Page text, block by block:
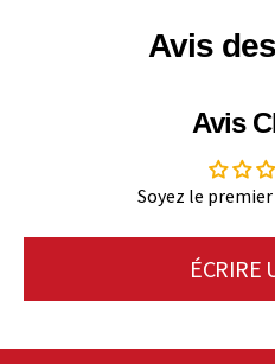
Avis
Avis
Soyez le
ÉCRIRE